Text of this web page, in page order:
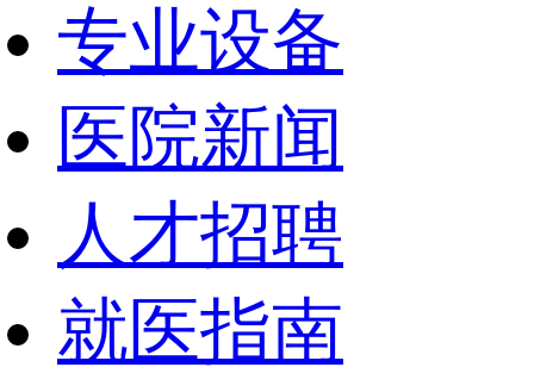
专业设备
医院新闻
人才招聘
就医指南